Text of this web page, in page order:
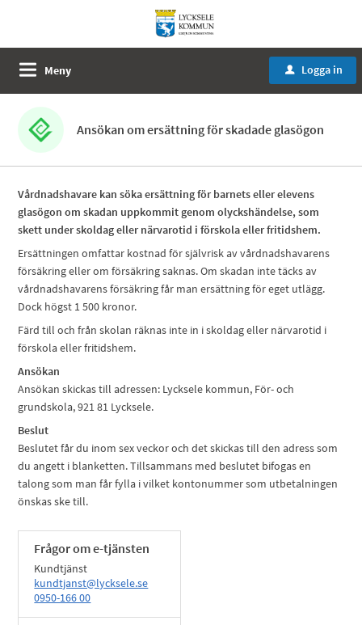
Meny u Logga in
Ansökan om ersättning för skadade glasögon
Vårdnadshavare kan söka ersättning för barnets eller elevens
glasögon om skadan uppkommit genom olyckshändelse, som
skett under skoldag eller närvarotid i förskola eller fritidshem.
Ersättningen omfattar kostnad för självrisk av vårdnadshavarens
försäkring eller om försäkring saknas. Om skadan inte täcks av
vårdnadshavarens försäkring får man ersättning för eget utlägg.
Dock högst 1 500 kronor.
Färd till och från skolan räknas inte in i skoldag eller närvarotid i
förskola eller fritidshem.
Ansökan
Ansökan skickas till adressen: Lycksele kommun, För- och
grundskola, 921 81 Lycksele.
Beslut
Beslutet får du inom sex veckor och det skickas till den adress som
du angett i blanketten. Tillsammans med beslutet bifogas en
talong som man får fylla i vilket kontonummer som utbetalningen
önskas ske till.
Frågor om e-tjänsten
Kundtjänst
kundtjanst@lycksele.se
0950-166 00